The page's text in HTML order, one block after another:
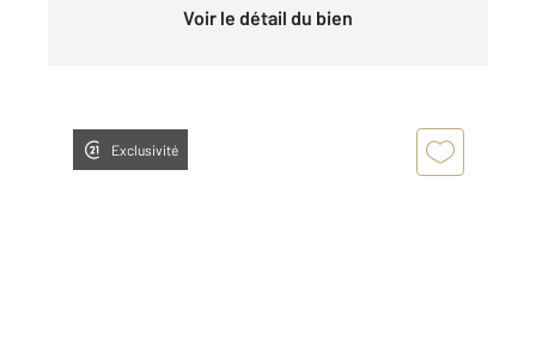
Voir le détail du bien
Exclusivité